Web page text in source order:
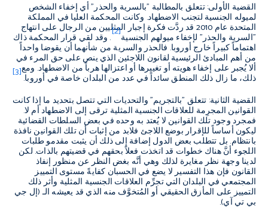
القضية الأولى: تتعلق بالمطالبة "بالسرية والحذر" أي إخفاء الشخص
لميوله الجنسية لتجنب الاضطهاد. وكانت المحكمة العليا في المملكة
المتحدة عام 2010 قد ردَّت فكرة إجبار المثليين من الرجال على انتهاج
"السرية والحذر" لإخفاء ميولهم الجنسية[2]. وقد لقي قرار المحكمة ذاك
اهتماماً كبيراً خارج أوروبا. فالحذر والسرية من شأنهما أن يقوضا واحداً
من أهم المبادئ الرئيسية لقانون اللاجئين الذي ينص على حق المرء في
ألا يُجبر على إخفاء هويته أو تغييرها أو اعتزالها هرباً من الاضطهاد. ومع
ذلك، ما زال ذلك المنطق سائداً في عدد من البلدان خاصة في أوروبا. [3]
القضية الثانية: تتعلق "بالتجريم" والتحديات التي تتصل بتحديد ما إذا كانت
القوانين المجرِمة للعلاقات الجنسية المثلية ترقى إلى الاضطهاد أم لا.
فمجرد وجود تلك القوانين لا يُعتد به وحده في بعض السلطات القضائية
ليكون أساساً للإقرار بوضع اللاجئ فلابد من إثبات أن تلك القوانين نافذة
بانتظام. بل تتطلب بعض الدول إضافة إلى ذلك أن يثبت مقدمو طلبات
اللجوء أنَّ هناك خطوات قد اتخذت فعلاً بحقهم في قضيتهم بالذات. لكن
لدينا وجهة نظر مغايرة لذلك وهي أنَّه بغض النظر عن منظور إنفاذ
القانون فإن هذا التفسير لا يضع في الحسبان كفايةً مستوى التمييز
المجتمعي في البلدان التي تجرِّم العلاقات الجنسية المثلية وأثر ذلك
التمييز على المأزق الحقيقي أو المُتخوَّف منه الذي قد يعيشه الـ (إل جي
بي تي آي).